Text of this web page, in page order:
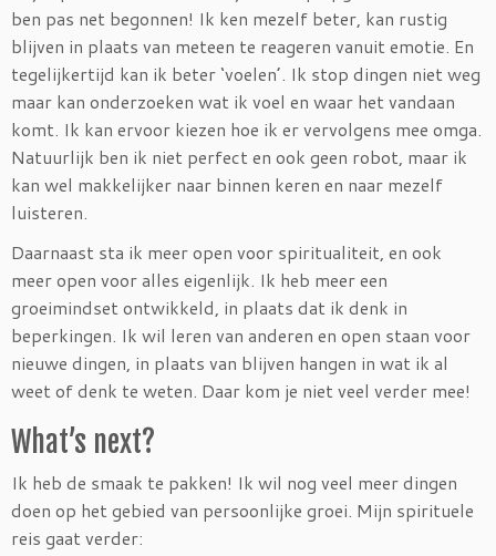
ben pas net begonnen! Ik ken mezelf beter, kan rustig
blijven in plaats van meteen te reageren vanuit emotie. En
tegelijkertijd kan ik beter ‘voelen’. Ik stop dingen niet weg
maar kan onderzoeken wat ik voel en waar het vandaan
komt. Ik kan ervoor kiezen hoe ik er vervolgens mee omga.
Natuurlijk ben ik niet perfect en ook geen robot, maar ik
kan wel makkelijker naar binnen keren en naar mezelf
luisteren.
Daarnaast sta ik meer open voor spiritualiteit, en ook
meer open voor alles eigenlijk. Ik heb meer een
groeimindset ontwikkeld, in plaats dat ik denk in
beperkingen. Ik wil leren van anderen en open staan voor
nieuwe dingen, in plaats van blijven hangen in wat ik al
weet of denk te weten. Daar kom je niet veel verder mee!
What’s next?
Ik heb de smaak te pakken! Ik wil nog veel meer dingen
doen op het gebied van persoonlijke groei. Mijn spirituele
reis gaat verder: